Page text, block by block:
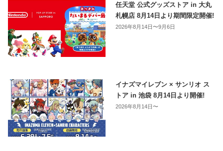
任天堂 公式グッズストア in 大丸
札幌店 8月14日より期間限定開催!
2026年8月14日〜9月6日
イナズマイレブン × サンリオ ス
トア in 池袋 8月14日より開催!
2026年8月14日〜